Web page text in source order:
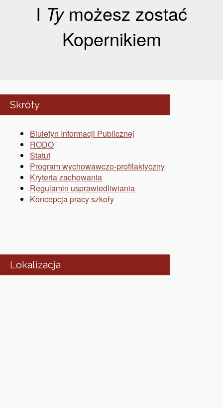
I Tymożesz zostać
Kopernikiem
Skróty
Biuletyn Informacji Publicznej
RODO
Statut
Program wychowawczo-profilaktyczny
Kryteria zachowania
Regulamin usprawiedliwiania
Koncepcja pracy szkoły
Lokalizacja